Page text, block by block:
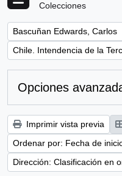
Colecciones
Remove filter:
Bascuñan Edwards, Carlos
Remove filter:
Chile. Intendencia de la
Opciones
Imprimir vista previa
Ordenar por: Fecha de
Dirección: Clasificación en